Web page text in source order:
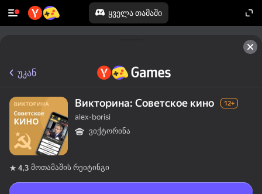
ყველა თამაში
უკან
Викторина: Советское кино 12+
alex-borisi
ვიქტორინა
4,3 მოთამაშის რეიტინგი